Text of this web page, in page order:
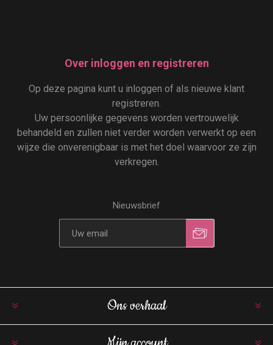
Over inloggen en registreren
Op deze pagina kunt u inloggen of als nieuwe klant
registreren.
Uw persoonlijke gegevens worden vertrouwelijk
behandeld en zullen niet verder worden verwerkt op een
wijze die onverenigbaar is met het doel waarvoor ze zijn
verkregen.
Nieuwsbrief
Ons verhaal